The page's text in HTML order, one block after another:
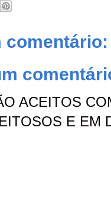
comentário:
ACEITOS
E EM